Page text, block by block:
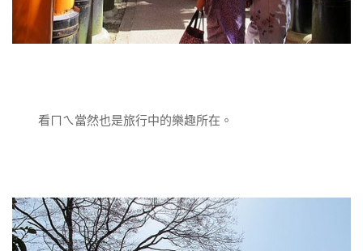
看ㄇㄟ當然也是旅行中的樂趣所在。